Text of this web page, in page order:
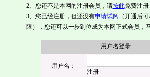
2、您还不是本网的注册会员，请按此免费注册
3、您已经注册，但还没有申请试阅 （开通后
限），您还可以一步到位成为本网正式会员，
用户名登录
用户名：
注册